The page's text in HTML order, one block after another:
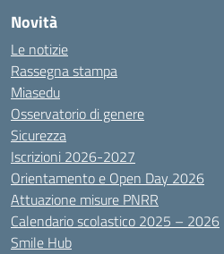
Novità
Le notizie
Rassegna stampa
Miasedu
Osservatorio di genere
Sicurezza
Iscrizioni 2026-2027
Orientamento e Open Day 2026
Attuazione misure PNRR
Calendario scolastico 2025 – 2026
Smile Hub